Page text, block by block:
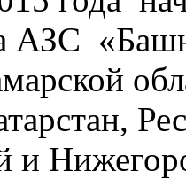
АЗС
и